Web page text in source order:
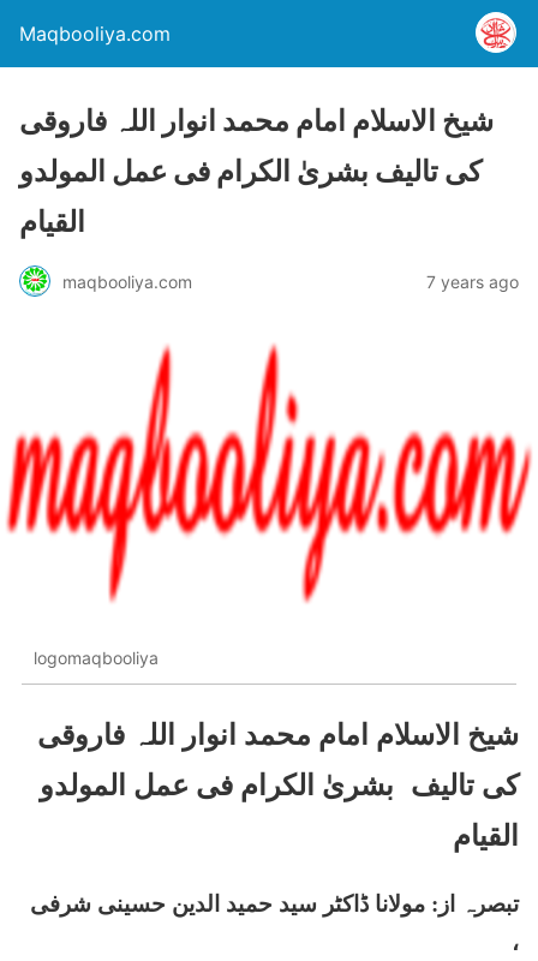
Maqbooliya.com
شیخ الاسلام امام محمد انوار اللہ فاروقی
کی تالیف بشریٰ الکرام فی عمل المولدو
القیام
maqbooliya.com 7 years ago
logomaqbooliya
شیخ الاسلام امام محمد انوار اللہ فاروقی
کی تالیف بشریٰ الکرام فی عمل المولدو
القیام
تبصرہ از: مولانا ڈاکٹر سید حمید الدین حسینی شرفی
،